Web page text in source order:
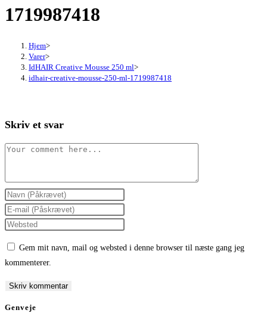
1719987418
Hjem>
Varer>
IdHAIR Creative Mousse 250 ml>
idhair-creative-mousse-250-ml-1719987418
Skriv et svar
Comment
Enter
your
name
comment
Enter
your
comment
Enter
(optional)
Gem mit navn, mail og websted i denne browser til næste gang jeg
kommenterer.
Genveje